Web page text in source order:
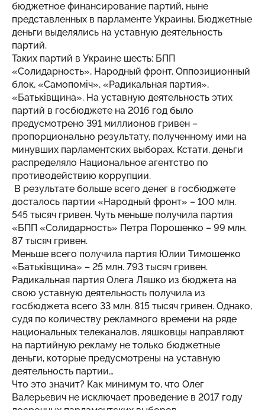
бюджетное финансирование партий, ныне
представленных в парламенте Украины. Бюджетные
деньги выделялись на уставную деятельность
партий.
Таких партий в Украине шесть: БПП
«Солидарность», Народный фронт, Оппозиционный
блок, «Самопоміч», «Радикальная партия»,
«Батьківщина». На уставную деятельность этих
партий в госбюджете на 2016 год было
предусмотрено 391 миллионов гривен –
пропорционально результату, полученному ими на
минувших парламентских выборах. Кстати, деньги
распределяло Национальное агентство по
противодействию коррупции.
В результате больше всего денег в госбюджете
досталось партии «Народный фронт» – 100 млн.
545 тысяч гривен. Чуть меньше получила партия
«БПП «Солидарность» Петра Порошенко – 99 млн.
87 тысяч гривен.
Меньше всего получила партия Юлии Тимошенко
«Батьківщина» – 25 млн. 793 тысяч гривен.
Радикальная партия Олега Ляшко из бюджета на
свою уставную деятельность получила из
госбюджета всего 33 млн. 815 тысяч гривен. Однако,
судя по количеству рекламного времени на ряде
национальных телеканалов, ляшковцы направляют
на партийную рекламу не только бюджетные
деньги, которые предусмотрены на уставную
деятельность партии…
Что это значит? Как минимум то, что Олег
Валерьевич не исключает проведение в 2017 году